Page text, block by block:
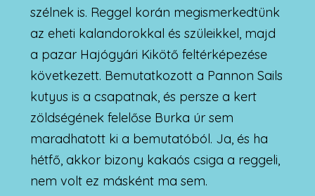
szélnek is. Reggel korán megismerkedtünk
az eheti kalandorokkal és szüleikkel, majd
a pazar Hajógyári Kikötő feltérképezése
következett. Bemutatkozott a Pannon Sails
kutyus is a csapatnak, és persze a kert
zöldségének felelőse Burka úr sem
maradhatott ki a bemutatóból. Ja, és ha
hétfő, akkor bizony kakaós csiga a reggeli,
nem volt ez másként ma sem.